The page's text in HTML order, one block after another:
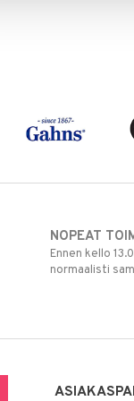
NOPEAT
Ennen kello
normaalisti